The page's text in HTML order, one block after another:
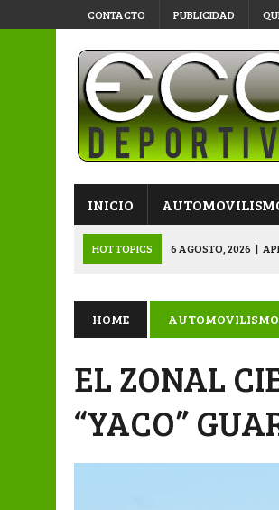
CONTACTO PUBLICIDAD
INICIO
HOT TOPICS 6 AGOSTO, 2026 |
4 AGOSTO, 2026 | VETERANOS SE
6 AGOSTO, 2026 | PRIMERA B:
HOME AUTOMOVILISMO
EL ZONAL
“YACO”